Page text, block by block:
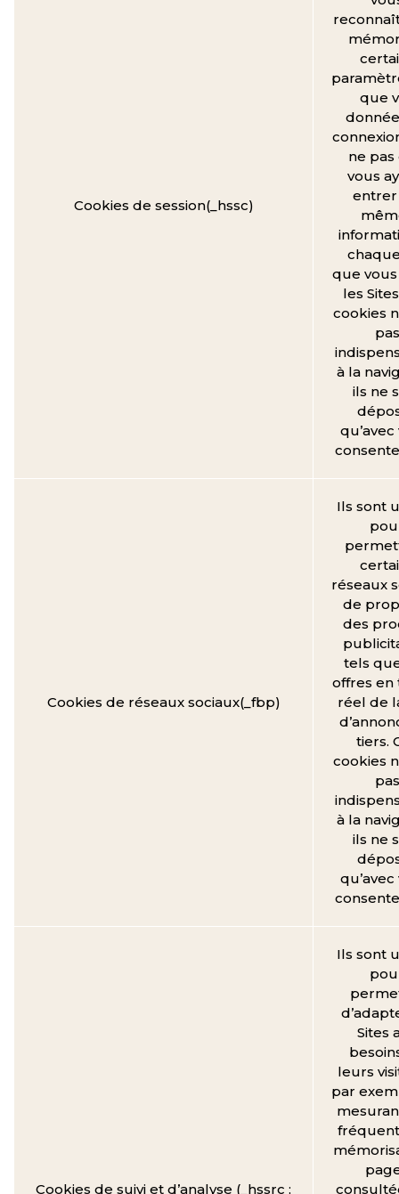
Cookies de session(_hssc)
que
ne
vous
entrer
que vous
les
cookies
pas
à la
ils ne
Cookies de réseaux sociaux(_fbp)
Ils sont
réseaux
de
des
tels
offres en
réel de
tiers.
cookies
pas
à la
ils ne
Cookies de suivi et d’analyse (_hssrc ;
Ils sont
Sites
leurs
par